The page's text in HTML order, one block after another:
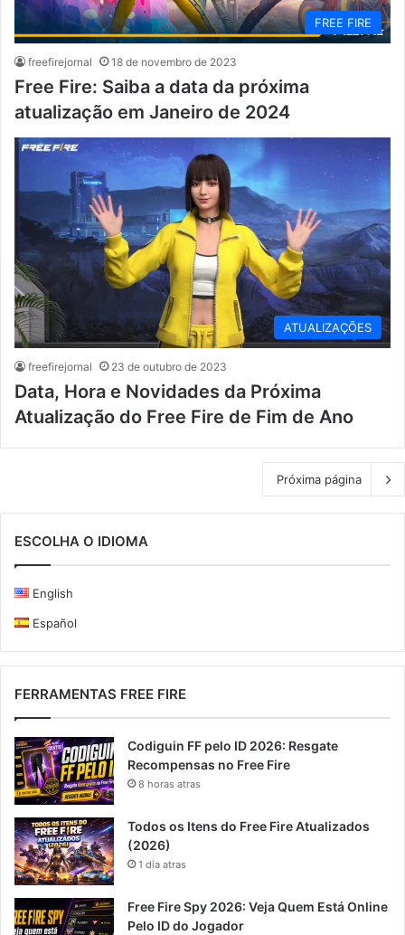
FREE FIRE
freefirejornal 18 de novembro de 2023
Free Fire: Saiba a data da próxima
atualização em Janeiro de 2024
ATUALIZAÇÕES
freefirejornal 23 de outubro de 2023
Data, Hora e Novidades da Próxima
Atualização do Free Fire de Fim de Ano
Próxima página
ESCOLHA O IDIOMA
English
Español
FERRAMENTAS FREE FIRE
Codiguin FF pelo ID 2026: Resgate
Recompensas no Free Fire
8 horas atras
Todos os Itens do Free Fire Atualizados
(2026)
1 dia atras
Free Fire Spy 2026: Veja Quem Está Online
Pelo ID do Jogador